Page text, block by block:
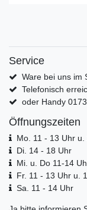
Service
Ware bei uns im
Telefonisch
oder Handy
Öffnungszeiten
Mo. 11 - 13 Uhr
Di. 14 - 18 Uhr
Mi. u. Do 11-14
Fr. 11 - 13 Uhr u.
Sa. 11 - 14 Uhr